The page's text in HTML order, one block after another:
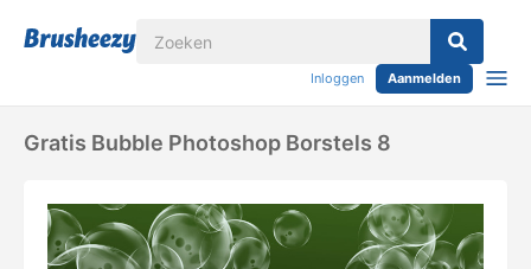
Inloggen Aanmelden
Gratis Bubble Photoshop Borstels 8